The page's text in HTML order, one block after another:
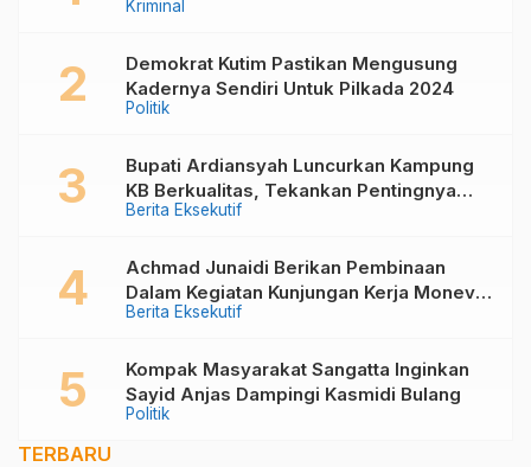
Kriminal
Pembangunan Kolam Renang Di Desa
Politik
Demokrat Kutim Pastikan Mengusung
Kadernya Sendiri Untuk Pilkada 2024
Berita Eksekutif
Bupati Ardiansyah Luncurkan Kampung
KB Berkualitas, Tekankan Pentingnya
Keluarga dalam Mewujudkan Generasi
Berita Eksekutif
Achmad Junaidi Berikan Pembinaan
Dalam Kegiatan Kunjungan Kerja Monev
PKB, Kader KKB dan PPKD di Muara
Politik
Kompak Masyarakat Sangatta Inginkan
Sayid Anjas Dampingi Kasmidi Bulang
TERBARU